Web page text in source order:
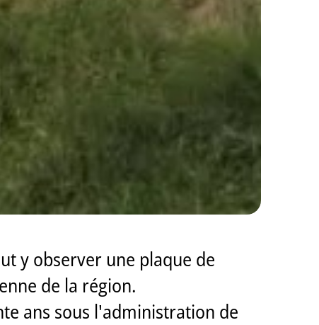
y observer une plaque de
de la région.
ans sous l'administration de